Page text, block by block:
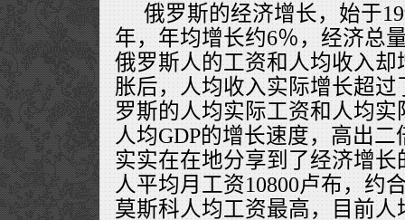
俄罗斯的经济增长，始于
年，年均增长约6％，经济总
俄罗斯人的工资和人均收入却
胀后，人均收入实际增长超过
罗斯的人均实际工资和人均
人均GDP的增长速度，高出
实实在在地分享到了经济增
人平均月工资10800卢布，约
莫斯科人均工资最高，目前